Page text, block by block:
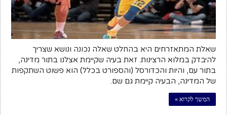
שאלת המתאזרחים היא בהחלט שאלה נכונה ונושא שצריך
להיבדק במלוא הרצינות. זאת בעיה שקיימת אצלנו בתור מדינה,
בתור עם, והיות והכדורסל (והספורט בכלל) הוא פשוט השתקפות
של המדינה, הבעיה קיימת גם שם.
המשך לקרוא »